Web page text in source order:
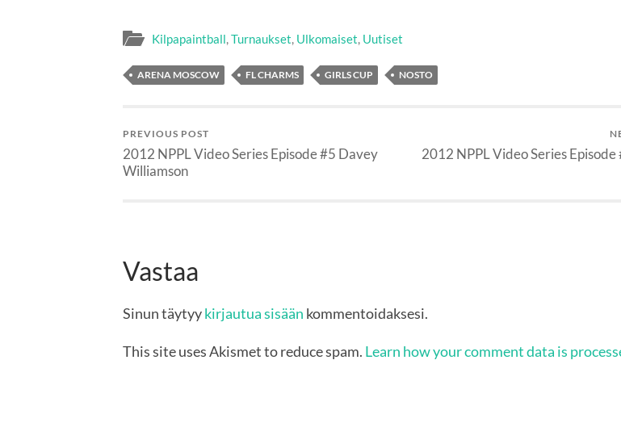
Kilpapaintball,Turnaukset, Ulkomaiset, Uutiset
ARENA MOSCOW FL CHARMS GIRLS CUP NOSTO
PREVIOUS POST
2012 NPPL Video Series Episode #5 Davey
Williamson
2012 NPPL Video Series Episode
Vastaa
Sinun täytyykirjautua sisään kommentoidaksesi.
This site uses Akismet to reduce spam. Learn how your comment data is